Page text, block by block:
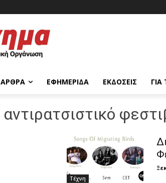
ΆΡΘΡΑ ΕΦΗΜΕΡΊΔΑ ΕΚΔΌΣΕΙΣ ΓΙΑ
αντιρατσιστικό
Τέχνη